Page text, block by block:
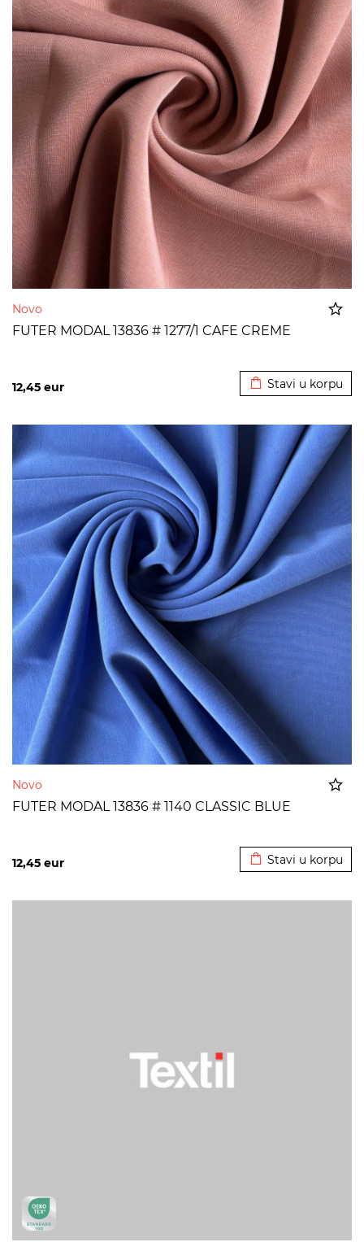
Novo
FUTER MODAL 13836 # 1277/1 CAFE CREME
12,45 eur Stavi u korpu
Novo
FUTER MODAL 13836 # 1140 CLASSIC BLUE
12,45 eur Stavi u korpu